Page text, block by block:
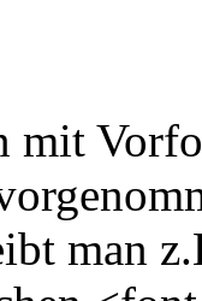
mit
man